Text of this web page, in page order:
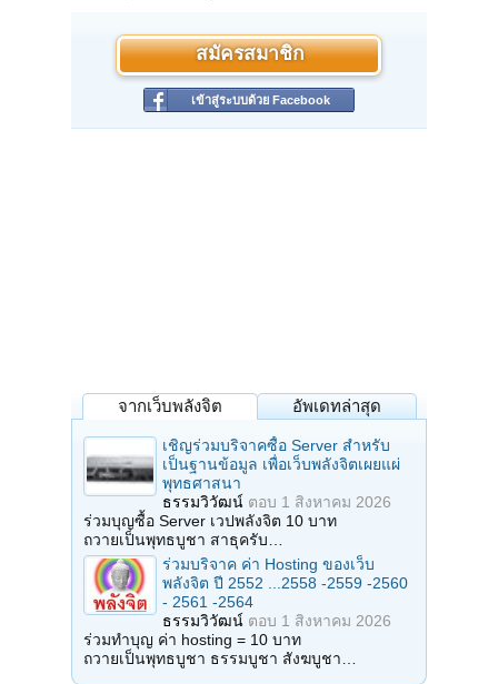
สมัครสมาชิก
เข้าสู่ระบบด้วย Facebook
จากเว็บพลังจิต อัพเดทล่าสุด
เชิญร่วมบริจาคซื้อ Server สำหรับ
เป็นฐานข้อมูล เพื่อเว็บพลังจิตเผยแผ่
พุทธศาสนา
ธรรมวิวัฒน์ ตอบ 1 สิงหาคม 2026
ร่วมบุญซื้อ Server เวปพลังจิต 10 บาท
ถวายเป็นพุทธบูชา สาธุครับ…
ร่วมบริจาค ค่า Hosting ของเว็บ
พลังจิต ปี 2552 ...2558 -2559 -2560
- 2561 -2564
ธรรมวิวัฒน์ ตอบ 1 สิงหาคม 2026
ร่วมทำบุญ ค่า hosting = 10 บาท
ถวายเป็นพุทธบูชา ธรรมบูชา สังฆบูชา…